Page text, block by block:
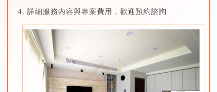
詳細服務內容與專案費用，歡迎預約諮詢